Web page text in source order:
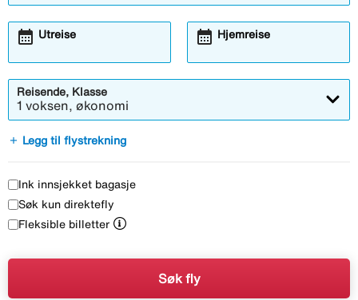
Utreise
calendar_month Hjemreise
calendar_month
Reisende, Klasse
1 voksen, økonomi
add Legg til flystrekning
Ink innsjekket bagasje
Søk kun direktefly
Fleksible billetter
Søk fly